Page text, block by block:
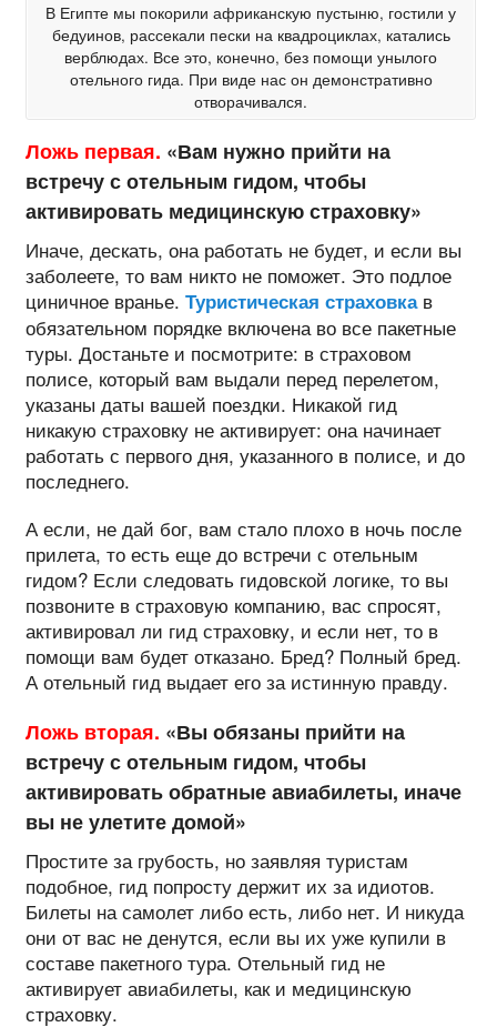
В Египте мы покорили африканскую пустыню, гостили у
бедуинов, рассекали пески на квадроциклах, катались
верблюдах. Все это, конечно, без помощи унылого
отельного гида. При виде нас он демонстративно
отворачивался.
Ложь первая. «Вам нужно прийти на
встречу с отельным гидом, чтобы
активировать медицинскую страховку»
Иначе, дескать, она работать не будет, и если вы
заболеете, то вам никто не поможет. Это подлое
циничное вранье. Туристическая страховкав
обязательном порядке включена во все пакетные
туры. Достаньте и посмотрите: в страховом
полисе, который вам выдали перед перелетом,
указаны даты вашей поездки. Никакой гид
никакую страховку не активирует: она начинает
работать с первого дня, указанного в полисе, и до
последнего.
А если, не дай бог, вам стало плохо в ночь после
прилета, то есть еще до встречи с отельным
гидом? Если следовать гидовской логике, то вы
позвоните в страховую компанию, вас спросят,
активировал ли гид страховку, и если нет, то в
помощи вам будет отказано. Бред? Полный бред.
А отельный гид выдает его за истинную правду.
Ложь вторая. «Вы обязаны прийти на
встречу с отельным гидом, чтобы
активировать обратные авиабилеты, иначе
вы не улетите домой»
Простите за грубость, но заявляя туристам
подобное, гид попросту держит их за идиотов.
Билеты на самолет либо есть, либо нет. И никуда
они от вас не денутся, если вы их уже купили в
составе пакетного тура. Отельный гид не
активирует авиабилеты, как и медицинскую
страховку.